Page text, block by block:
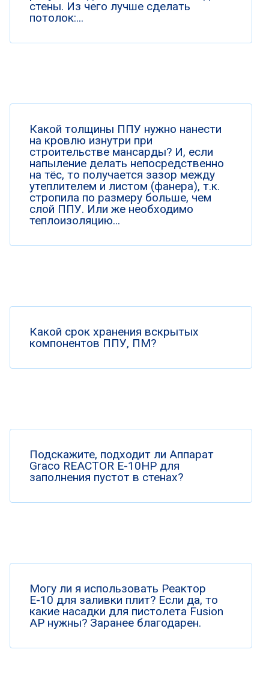
стены. Из чего лучше сделать
потолок:...
Какой толщины ППУ нужно нанести
на кровлю изнутри при
строительстве мансарды? И, если
напыление делать непосредственно
на тёс, то получается зазор между
утеплителем и листом (фанера), т.к.
стропила по размеру больше, чем
слой ППУ. Или же необходимо
теплоизоляцию...
Какой срок хранения вскрытых
компонентов ППУ, ПМ?
Подскажите, подходит ли Аппарат
Graco REACTOR E-10HP для
заполнения пустот в стенах?
Могу ли я использовать Реактор
Е-10 для заливки плит? Если да, то
какие насадки для пистолета Fusion
AP нужны? Заранее благодарен.